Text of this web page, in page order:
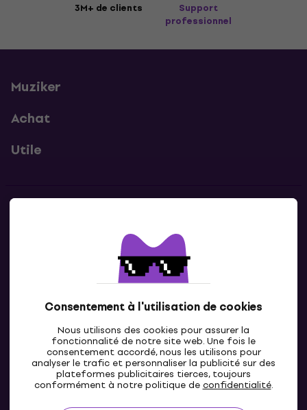
Consentement à l'utilisation de cookies
Nous utilisons des cookies pour assurer la
fonctionnalité de notre site web. Une fois le
consentement accordé, nous les utilisons pour
analyser le trafic et personnaliser la publicité sur des
plateformes publicitaires tierces, toujours
conformément à notre politique deconfidentialité.
3M+ de clients
Support
professionnel
Muziker
Achat
Utile
Contacte nous
LU